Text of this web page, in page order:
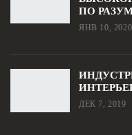
ПО
ЯНВ 10, 2020
ДЕК 7, 2019